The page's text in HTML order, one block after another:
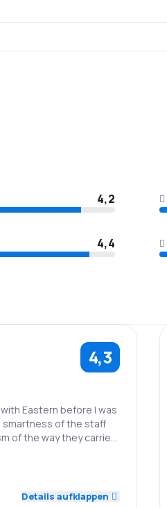
4,2
4,4
4,3
Eastern before I was
smartness of the staff
of the way they carried
Ticketpreise 4,0
Details aufklappen